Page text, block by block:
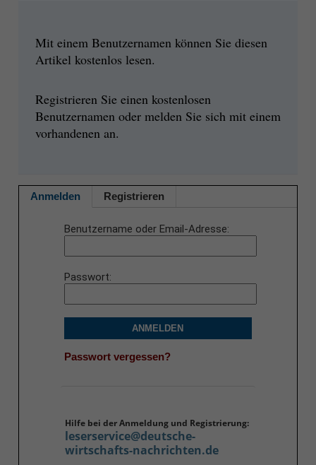
Mit einem Benutzernamen können Sie diesen
Artikel kostenlos lesen.
Registrieren Sie einen kostenlosen
Benutzernamen oder melden Sie sich mit einem
vorhandenen an.
Anmelden Registrieren
Benutzername oder Email-Adresse
Passwort
ANMELDEN
Passwort vergessen?
Hilfe bei der Anmeldung und Registrierung:
leserservice@deutsche-
wirtschafts-nachrichten.de